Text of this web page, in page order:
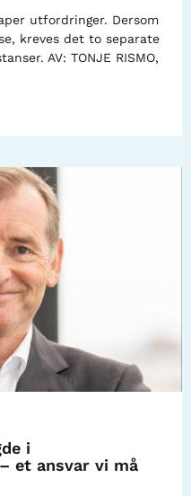
utfordringer. Dersom
kreves det to separate
AV: TONJE RISMO,
i
et ansvar vi må